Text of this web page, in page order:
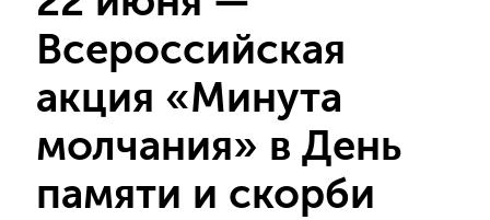
Всероссийская
акция «Минута
молчания» в День
памяти и скорби